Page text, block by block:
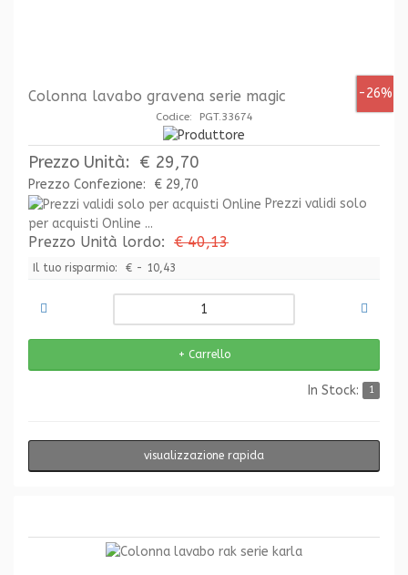
-26%
Colonna lavabo gravena serie magic
Codice: PGT.33674
Prezzo Unità: € 29,70
Prezzo Confezione:
€ 29,70
Prezzi validi solo
per acquisti Online ...
Prezzo Unità lordo: € 40,13
Il tuo risparmio: € - 10,43
In Stock: 1
visualizzazione rapida